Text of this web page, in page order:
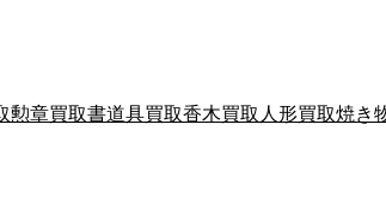
勲章買取書道具買取香木買取 人形買取焼き